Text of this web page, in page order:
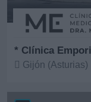
Gijón (Asturias)